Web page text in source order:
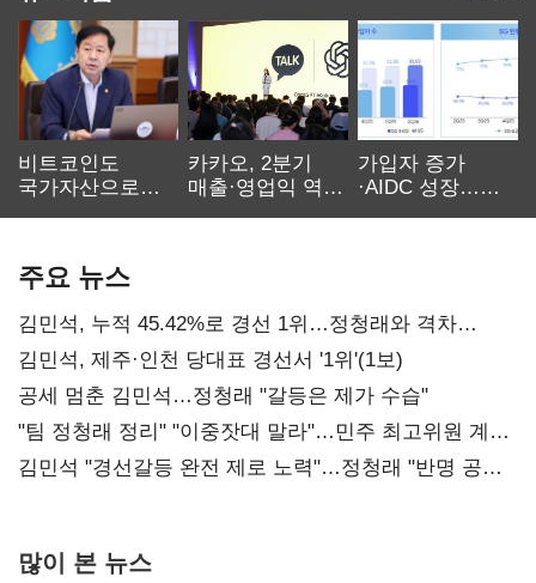
비트코인도
국가자산으로…'
카카오, 2분기
매출·영업익 역대
가입자 증가
·AIDC 성장…
주요 뉴스
김민석, 누적 45.42%로 경선 1위…정청래와 격차
0.86%p(2보)
김민석, 제주·인천 당대표 경선서 '1위'(1보)
공세 멈춘 김민석…정청래 "갈등은 제가 수습"
"팀 정청래 정리" "이중잣대 말라"…민주 최고위원 계파
다툼 격화
김민석 "경선갈등 완전 제로 노력"…정청래 "반명 공세
많이 본 뉴스